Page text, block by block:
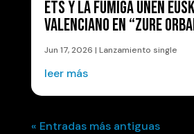
ETS Y LA FÚMIGA UNEN
VALENCIANO EN “ZURE
Jun 17, 2026 | Lanzamiento single
leer más
« Entradas más antiguas